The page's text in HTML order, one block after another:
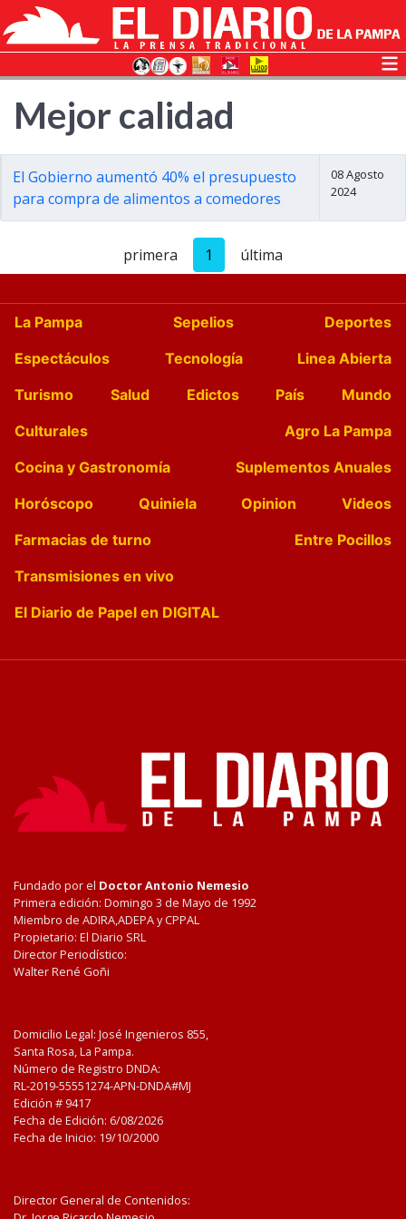
Mejor calidad
El Gobierno aumentó 40% el presupuesto
para compra de alimentos a comedores
08 Agosto
2024
primera 1 última
La Pampa Sepelios
Deportes
Espectáculos
Tecnología
Linea Abierta
Turismo
Salud Edictos País
Mundo
Culturales
Agro La Pampa
Cocina y Gastronomía
Suplementos Anuales
Horóscopo
Quiniela Opinion
Videos
Farmacias de turno
Entre Pocillos
Transmisiones en vivo
El Diario de Papel en DIGITAL
Fundado por el Doctor Antonio Nemesio
Primera edición: Domingo 3 de Mayo de 1992
Miembro de ADIRA,ADEPA y CPPAL
Propietario: El Diario SRL
Director Periodístico:
Walter René Goñi
Domicilio Legal: José Ingenieros 855,
Santa Rosa, La Pampa.
Número de Registro DNDA:
RL-2019-55551274-APN-DNDA#MJ
Edición # 9417
Fecha de Edición: 6/08/2026
Fecha de Inicio: 19/10/2000
Director General de Contenidos: